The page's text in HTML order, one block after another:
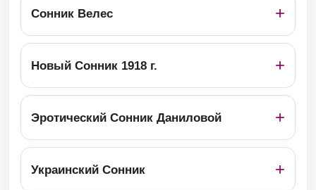
Сонник Велес
Новый Сонник 1918 г.
Эротический Сонник Даниловой
Украинский Сонник